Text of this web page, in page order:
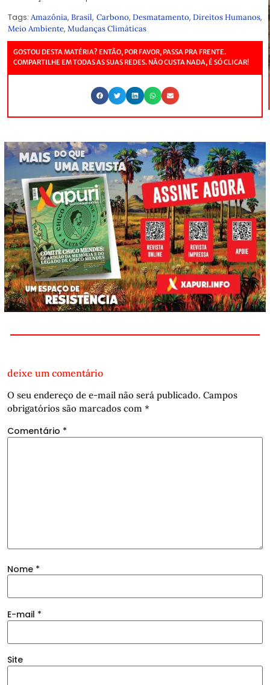
Tags:Amazônia,Brasil, Carbono, Desmatamento, Direitos Humanos,
Meio Ambiente, Mudanças Climáticas
GOSTOU DESTA MATÉRIA? ENTÃO, POR FAVOR, PASSA PRA FRENTE.
COMPARTILHE EM TODAS AS SUAS REDES. NÃO CUSTA NADA, É SÓ CLICAR!
deixe um comentário
O seu endereço de e-mail não será publicado. Campos
obrigatórios são marcados com *
Comentário *
Nome *
E-mail *
Site